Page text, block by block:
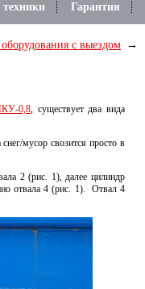
Гарантия
с выездом
0,8, существует два вида
мусор свозится просто в
2 (рис. 1), далее цилиндр
отвала 4 (рис. 1). Отвал 4